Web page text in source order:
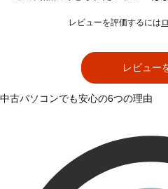
レビューを評価するには
レビュー
中古パソコンでも安心の6つの理由